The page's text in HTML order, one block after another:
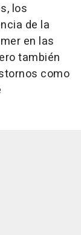
los
de la
en las
también
como